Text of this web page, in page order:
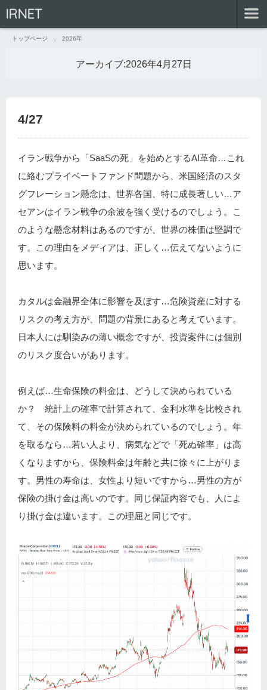
IRNET
トップページ 2026年
アーカイブ:2026年4月27日
4/27
イラン戦争から「SaaSの死」を始めとするAI革命…これ
に絡むプライベートファンド問題から、米国経済のスタ
グフレーション懸念は、世界各国、特に成長著しい…ア
セアンはイラン戦争の余波を強く受けるのでしょう。こ
のような懸念材料はあるのですが、世界の株価は堅調で
す。この理由をメディアは、正しく…伝えてないように
思います。
カタルは金融界全体に影響を及ぼす…危険資産に対する
リスクの考え方が、問題の背景にあると考えています。
日本人には馴染みの薄い概念ですが、投資案件には個別
のリスク度合いがあります。
例えば…生命保険の料金は、どうして決められている
か？ 統計上の確率で計算されて、金利水準を比較され
て、その保険料の料金が決められているのでしょう。年
を取るなら…若い人より、病気などで「死ぬ確率」は高
くなりますから、保険料金は年齢と共に徐々に上がりま
す。男性の寿命は、女性より短いですから…男性の方が
保険の掛け金は高いのです。同じ保証内容でも、人によ
り掛け金は違います。この理屈と同じです。